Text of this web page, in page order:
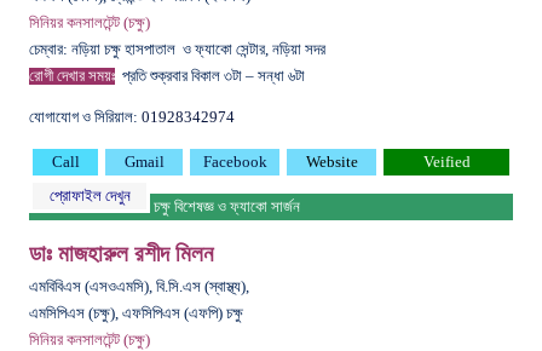
সিনিয়র কনসালটেন্ট (চক্ষু)
চেম্বার: নড়িয়া চক্ষু হাসপাতাল ও ফ্যাকো সেন্টার, নড়িয়া সদর
রোগী দেখার সময়ঃ প্রতি শুক্রবার বিকাল ৩টা – সন্ধা ৬টা
যোগাযোগ ও সিরিয়াল: 01928342974
Call Gmail Facebook Website
Veified
প্রোফাইল দেখুন
চক্ষু বিশেষজ্ঞ ও ফ্যাকো সার্জন
ডাঃ মাজহারুল রশীদ মিলন
এমবিবিএস (এসওএমসি), বি.সি.এস (স্বাস্থ্য),
এমসিপিএস (চক্ষু), এফসিপিএস (এফপি) চক্ষু
সিনিয়র কনসালটেন্ট (চক্ষু)